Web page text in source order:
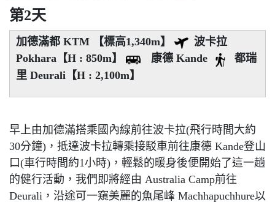
第2天
加德滿都 KTM 【標高1,340m】
波卡拉
Pokhara【H : 850m】
康德 Kande
都瑞
里 Deurali【H : 2,100m】
早上由加德滿搭乘國內線前往波卡拉(飛行時間大約
30分鐘)，抵達波卡拉轉乘接駁車前往康德 Kande登山
口(車行時間約1小時)，輕鬆的暖身後便開始了這一趟
的健行活動，我們即將經由 Australia Camp前往
Deurali，沿途可一窺美麗的魚尾峰 Machhapuchhure以